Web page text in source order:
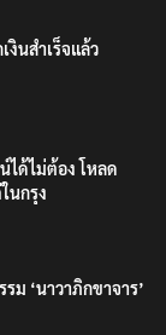
งินสำเร็จแล้ว
ได้ไม่ต้อง โหลด
นกรุง
ม ‘นาวาภิกขาจาร’